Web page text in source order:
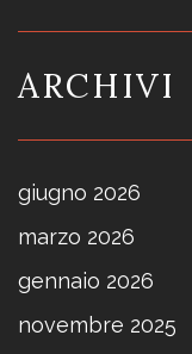
ARCHIVI
giugno 2026
marzo 2026
gennaio 2026
novembre 2025